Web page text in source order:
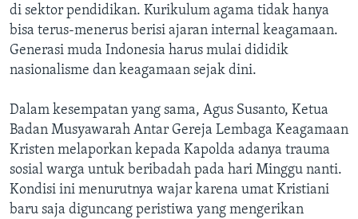
di sektor pendidikan. Kurikulum agama tidak hanya
bisa terus-menerus berisi ajaran internal keagamaan.
Generasi muda Indonesia harus mulai dididik
nasionalisme dan keagamaan sejak dini.
Dalam kesempatan yang sama, Agus Susanto, Ketua
Badan Musyawarah Antar Gereja Lembaga Keagamaan
Kristen melaporkan kepada Kapolda adanya trauma
sosial warga untuk beribadah pada hari Minggu nanti.
Kondisi ini menurutnya wajar karena umat Kristiani
baru saja diguncang peristiwa yang mengerikan